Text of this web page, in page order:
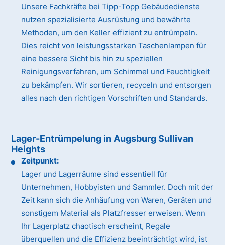
Unsere Fachkräfte bei Tipp-Topp Gebäudedienste
nutzen spezialisierte Ausrüstung und bewährte
Methoden, um den Keller effizient zu entrümpeln.
Dies reicht von leistungsstarken Taschenlampen für
eine bessere Sicht bis hin zu speziellen
Reinigungsverfahren, um Schimmel und Feuchtigkeit
zu bekämpfen. Wir sortieren, recyceln und entsorgen
alles nach den richtigen Vorschriften und Standards.
Lager-Entrümpelung in Augsburg Sullivan
Heights
Zeitpunkt:
Lager und Lagerräume sind essentiell für
Unternehmen, Hobbyisten und Sammler. Doch mit der
Zeit kann sich die Anhäufung von Waren, Geräten und
sonstigem Material als Platzfresser erweisen. Wenn
Ihr Lagerplatz chaotisch erscheint, Regale
überquellen und die Effizienz beeinträchtigt wird, ist